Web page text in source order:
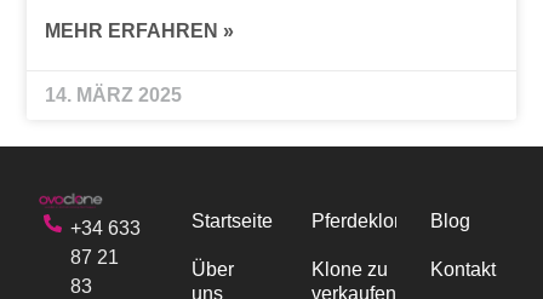
MEHR ERFAHREN »
14. MÄRZ 2025
+34 633
87 21
83
Startseite
Über
uns
Pferdeklonen
Klone zu
verkaufen
Blog
Kontakt